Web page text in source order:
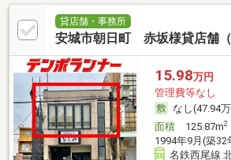
貸店舗・事務所
安城市朝日町 赤坂様貸店舗（
15.98万円
管理費等なし
なし(47.94
面積125.87m2
1994年9月(築32
名鉄西尾線